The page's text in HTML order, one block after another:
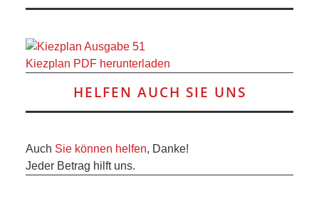
Kiezplan PDF herunterladen
HELFEN AUCH SIE UNS
Auch Sie können helfen, Danke!
Jeder Betrag hilft uns.